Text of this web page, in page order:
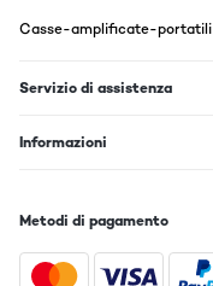
Casse-amplificate-portatili
Servizio di assistenza
Informazioni
Metodi di pagamento